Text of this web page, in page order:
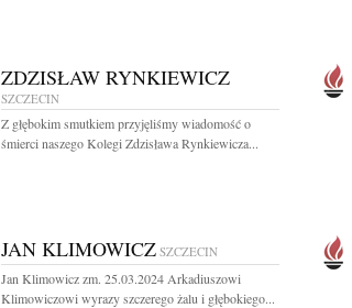
ZDZISŁAW RYNKIEWICZ
SZCZECIN
Z głębokim smutkiem przyjęliśmy wiadomość o
śmierci naszego Kolegi Zdzisława Rynkiewicza...
JAN KLIMOWICZ SZCZECIN
Jan Klimowicz zm. 25.03.2024 Arkadiuszowi
Klimowiczowi wyrazy szczerego żalu i głębokiego...